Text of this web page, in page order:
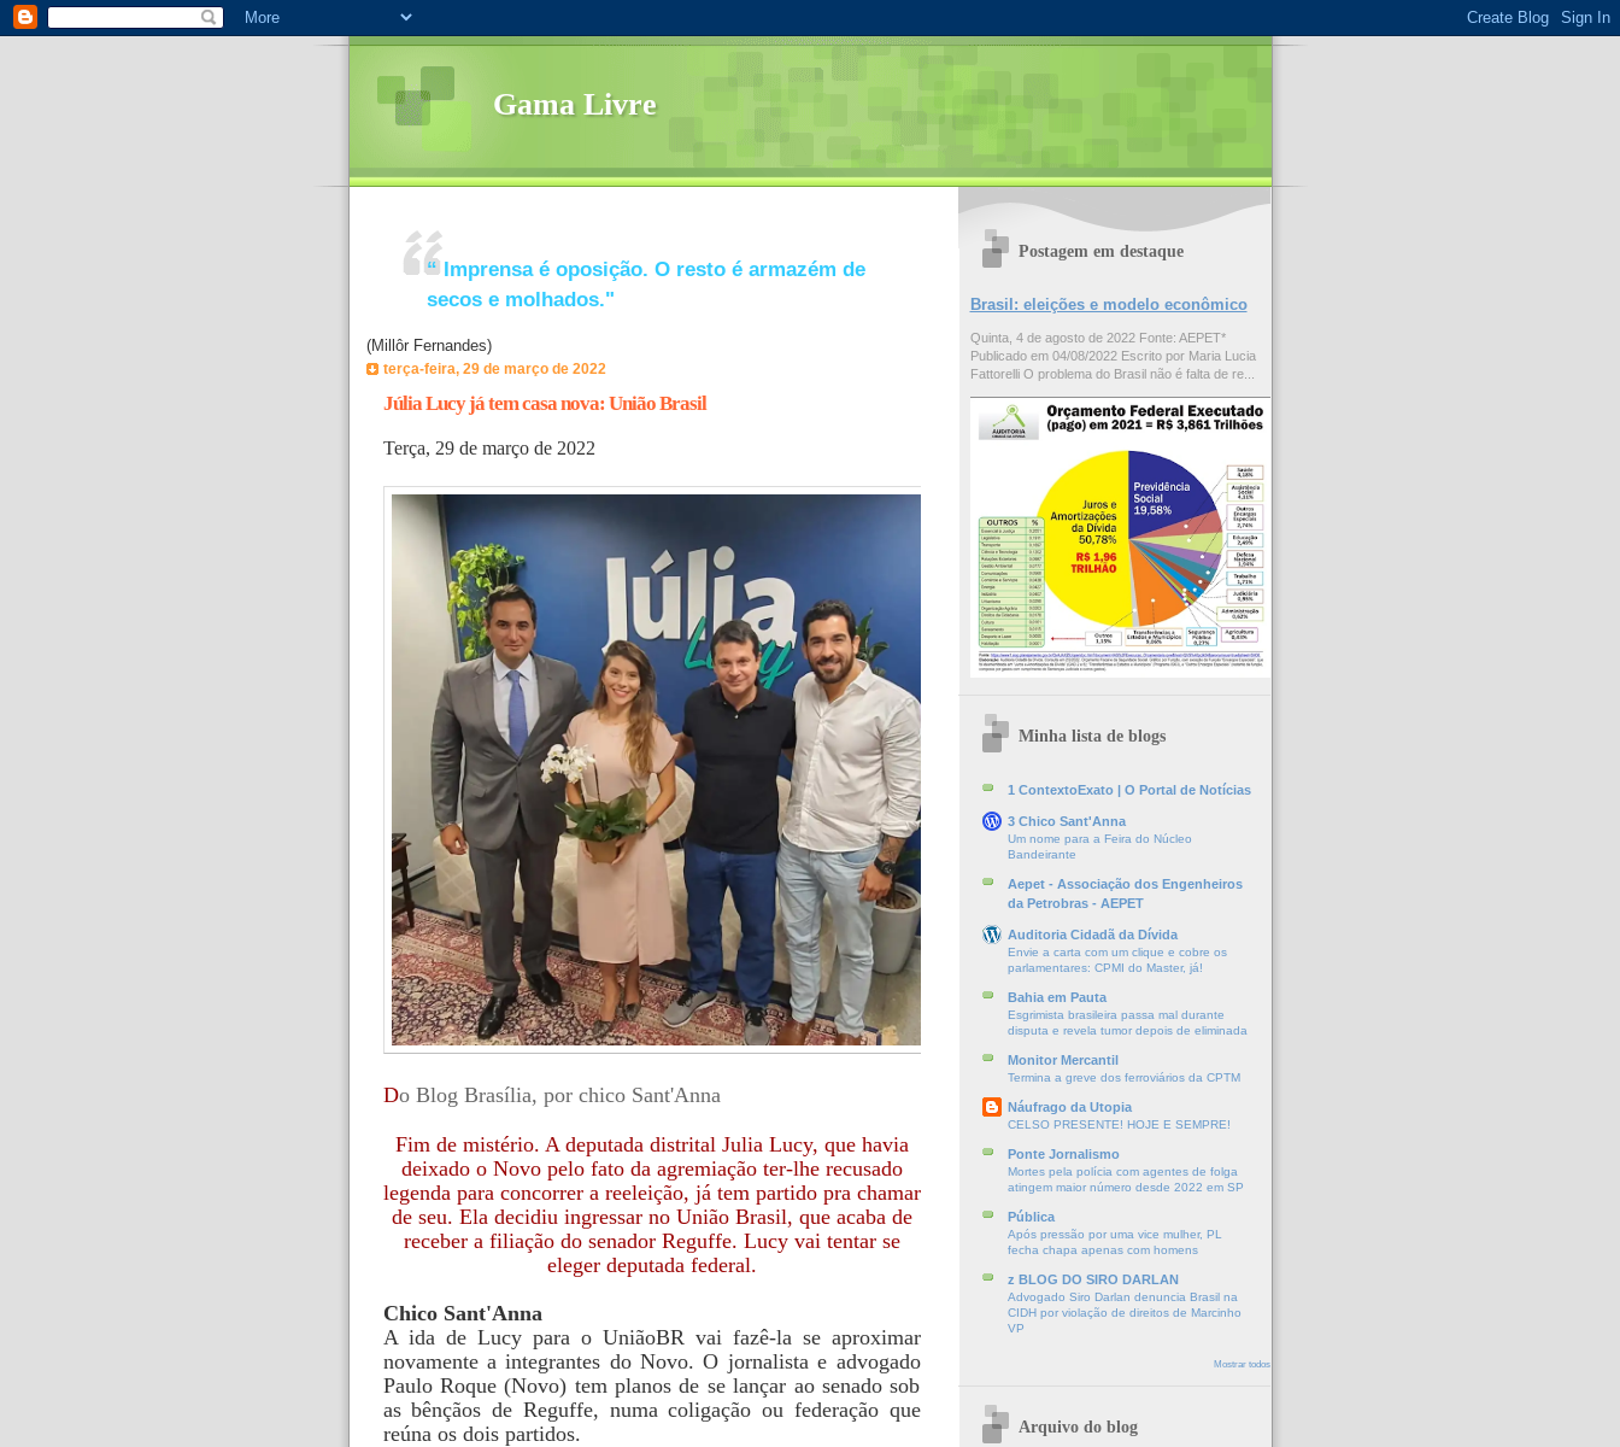
Gama Livre
“ Imprensa é oposição. O resto é armazém de
secos e molhados."
(Millôr Fernandes)
terça-feira, 29 de março de 2022
Júlia Lucy já tem casa nova: União Brasil
Terça, 29 de março de 2022
Do Blog Brasília, por chico Sant'Anna
Fim de mistério. A deputada distrital Julia Lucy, que havia
deixado o Novo pelo fato da agremiação ter-lhe recusado
legenda para concorrer a reeleição, já tem partido pra chamar
de seu. Ela decidiu ingressar no União Brasil, que acaba de
receber a filiação do senador Reguffe. Lucy vai tentar se
eleger deputada federal.
Chico Sant'Anna
A ida de Lucy para o UniãoBR vai fazê-la se aproximar
novamente a integrantes do Novo. O jornalista e advogado
Paulo Roque (Novo) tem planos de se lançar ao senado sob
as bênçãos de Reguffe, numa coligação ou federação que
reúna os dois partidos.
Postagem em destaque
Brasil: eleições e modelo econômico
Quinta, 4 de agosto de 2022 Fonte: AEPET*
Publicado em 04/08/2022 Escrito por Maria Lucia
Fattorelli O problema do Brasil não é falta de re...
Minha lista de blogs
1 ContextoExato | O Portal de Notícias
3 Chico Sant'Anna
Um nome para a Feira do Núcleo
Bandeirante
Aepet - Associação dos Engenheiros
da Petrobras - AEPET
Auditoria Cidadã da Dívida
Envie a carta com um clique e cobre os
parlamentares: CPMI do Master, já!
Bahia em Pauta
Esgrimista brasileira passa mal durante
disputa e revela tumor depois de eliminada
Monitor Mercantil
Termina a greve dos ferroviários da CPTM
Náufrago da Utopia
CELSO PRESENTE! HOJE E SEMPRE!
Ponte Jornalismo
Mortes pela polícia com agentes de folga
atingem maior número desde 2022 em SP
Pública
Após pressão por uma vice mulher, PL
fecha chapa apenas com homens
z BLOG DO SIRO DARLAN
Advogado Siro Darlan denuncia Brasil na
CIDH por violação de direitos de Marcinho
VP
Mostrar todos
Arquivo do blog